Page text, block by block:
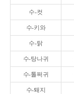
수-컷
수-키와
수-탉
수-탕나귀
수-톨쩌귀
수-퇘지